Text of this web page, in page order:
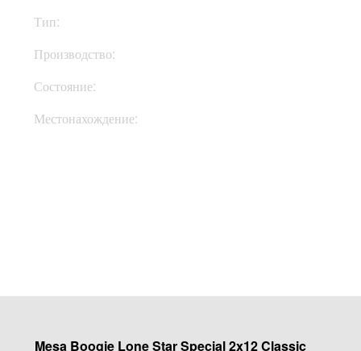
Тип:
Производство:
Состояние:
Местонахождение:
Mesa Boogie Lone Star Special 2x12 Classic